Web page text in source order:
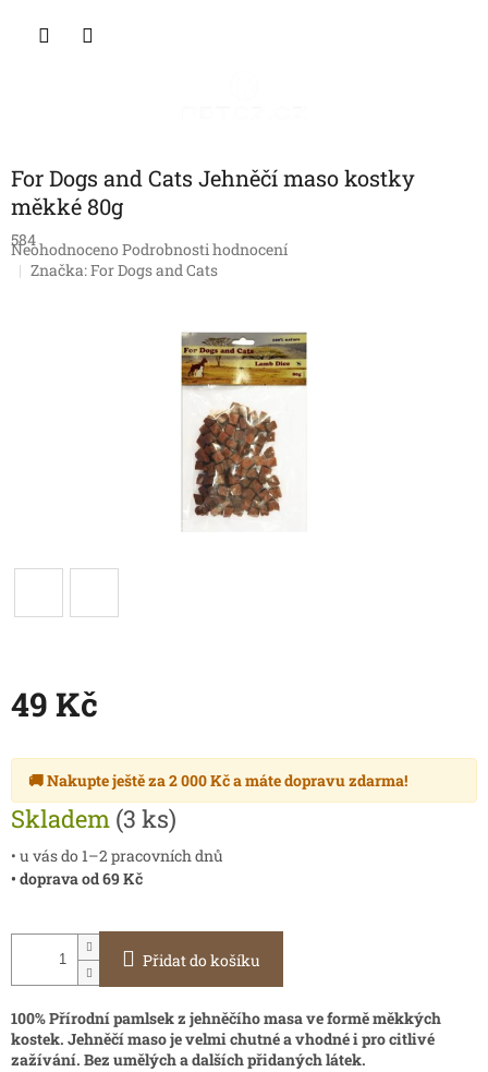
For Dogs and Cats Jehněčí maso kostky
měkké 80g
584
Průměrné
hodnocení
Neohodnoceno Podrobnosti hodnocení
Značka:For Dogs and Cats
49 Kč
cena:
🚚 Nakupte ještě za2 000 Kča mátedopravu zdarma!
Skladem (3 ks)
• u vás do 1–2 pracovních dnů
• doprava od 69 Kč
Přidat do košíku
100% Přírodní pamlsek z jehněčího masa ve formě měkkých
kostek. Jehněčí maso je velmi chutné a vhodné i pro citlivé
zažívání. Bez umělých a dalších přidaných látek.